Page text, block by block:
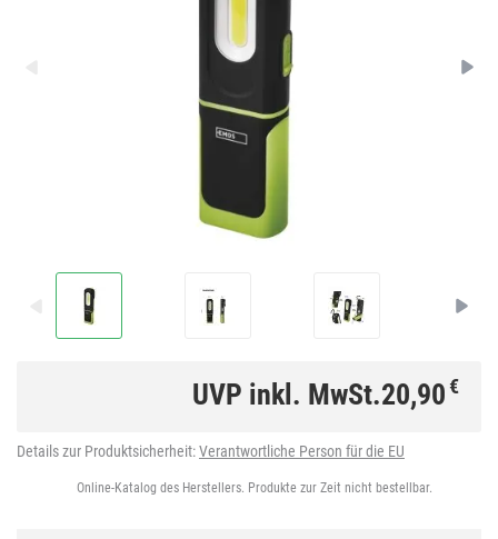
UVP inkl. MwSt.20,90€
Details zur Produktsicherheit:Verantwortliche Person für die EU
Online-Katalog des Herstellers. Produkte zur Zeit nicht bestellbar.